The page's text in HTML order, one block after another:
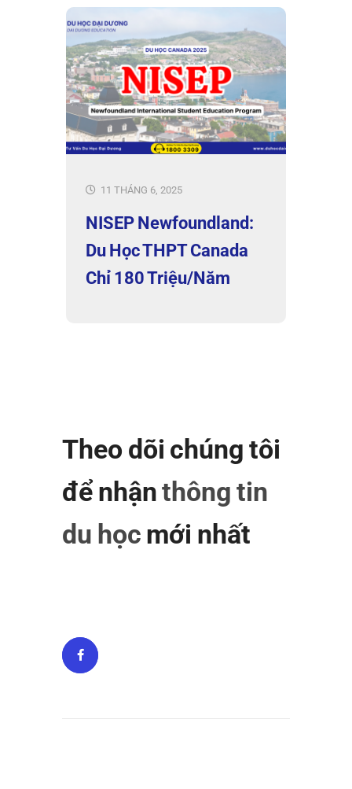
11 THÁNG 6, 2025
NISEP Newfoundland:
Du Học THPT Canada
Chỉ 180 Triệu/Năm
Theo dõi chúng tôi
để nhậnthông tin
du học mới nhất